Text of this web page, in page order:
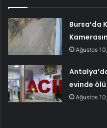
Bursa’da
Ağustos
evinde
Ağustos